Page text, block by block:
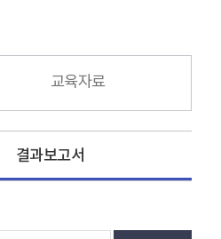
교육자료
결과보고서